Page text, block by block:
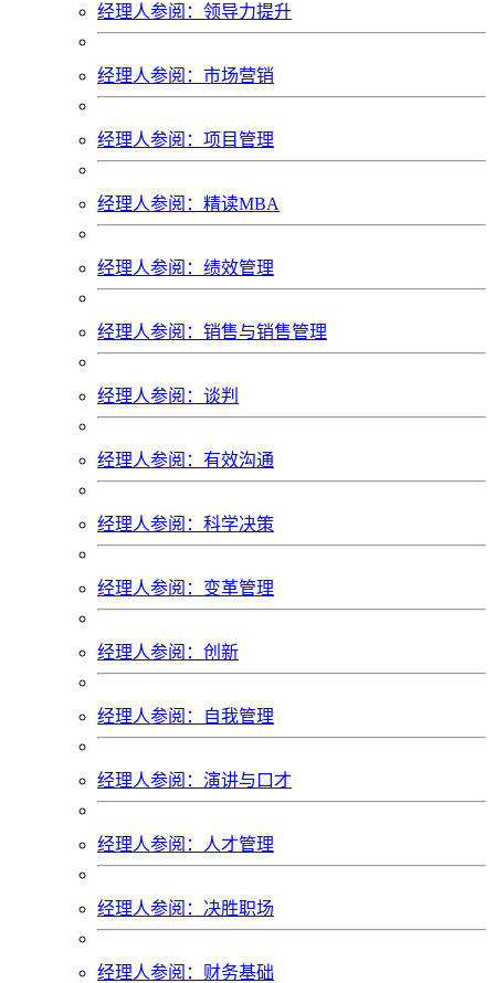
经理人参阅：领导力提升
经理人参阅：市场营销
经理人参阅：项目管理
经理人参阅：精读MBA
经理人参阅：绩效管理
经理人参阅：销售与销售管理
经理人参阅：谈判
经理人参阅：有效沟通
经理人参阅：科学决策
经理人参阅：变革管理
经理人参阅：创新
经理人参阅：自我管理
经理人参阅：演讲与口才
经理人参阅：人才管理
经理人参阅：决胜职场
经理人参阅：财务基础